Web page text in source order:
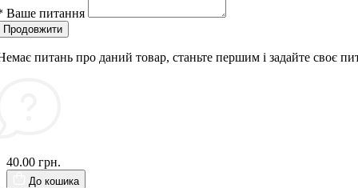
Ваше питання
Продовжити
питань про даний товар, станьте першим і задайте своє
40.00 грн.
До кошика